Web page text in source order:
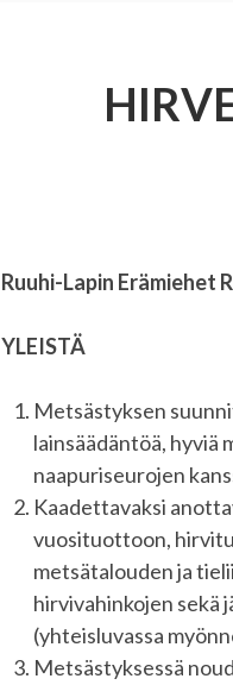
Ruuhi-Lapin Erämiehet
YLEISTÄ
Metsästyksen
lainsäädäntöä, hyviä
naapuriseurojen
Kaadettavaksi
vuosituottoon,
metsätalouden ja
hirvivahinkojen sekä
(yhteisluvassa
Metsästyksessä